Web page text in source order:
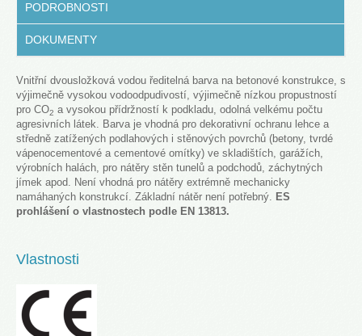
PODROBNOSTI
DOKUMENTY
Vnitřní dvousložková vodou ředitelná barva na betonové konstrukce, s
výjimečně vysokou vodoodpudivostí, výjimečně nízkou propustností
pro CO2 a vysokou přídržností k podkladu, odolná velkému počtu
agresivních látek. Barva je vhodná pro dekorativní ochranu lehce a
středně zatížených podlahových i stěnových povrchů (betony, tvrdé
vápenocementové a cementové omítky) ve skladištích, garážích,
výrobních halách, pro nátěry stěn tunelů a podchodů, záchytných
jímek apod. Není vhodná pro nátěry extrémně mechanicky
namáhaných konstrukcí. Základní nátěr není potřebný. ES
prohlášení o vlastnostech podle EN 13813.
Vlastnosti